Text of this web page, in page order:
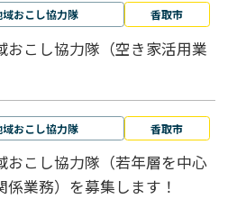
域おこし協力隊 香取市
おこし協力隊（空き家活用業
域おこし協力隊 香取市
おこし協力隊（若年層を中心
業務）を募集します！